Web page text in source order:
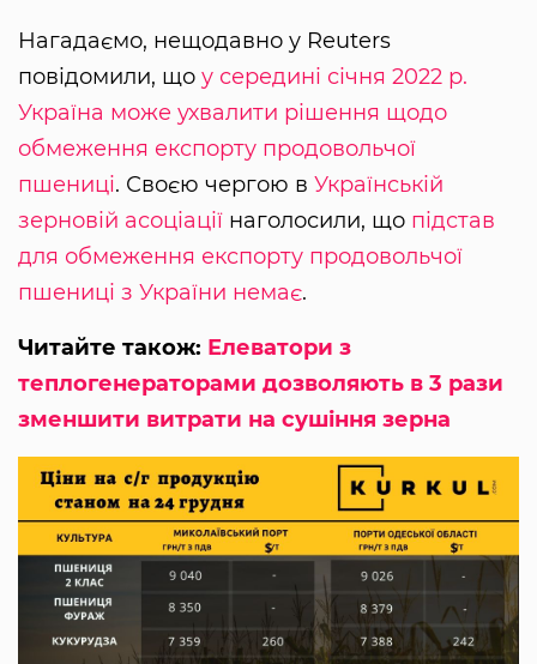
Нагадаємо, нещодавно у Reuters
повідомили, що у середині січня 2022 р.
Україна може ухвалити рішення щодо
обмеження експорту продовольчої
пшениці. Своєю чергою в Українській
зерновій асоціації наголосили, що підстав
для обмеження експорту продовольчої
пшениці з України немає.
Читайте також: Елеватори з
теплогенераторами дозволяють в 3 рази
зменшити витрати на сушіння зерна